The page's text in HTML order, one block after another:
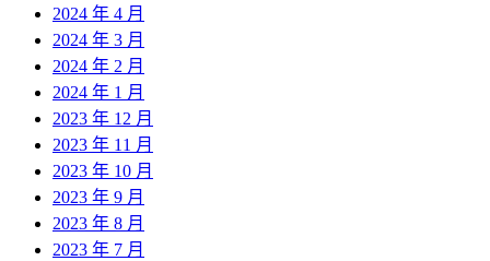
2024 年 4 月
2024 年 3 月
2024 年 2 月
2024 年 1 月
2023 年 12 月
2023 年 11 月
2023 年 10 月
2023 年 9 月
2023 年 8 月
2023 年 7 月